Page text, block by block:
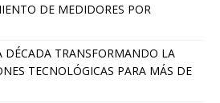
DE MEDIDORES POR
TRANSFORMANDO LA
TECNOLÓGICAS PARA MÁS DE